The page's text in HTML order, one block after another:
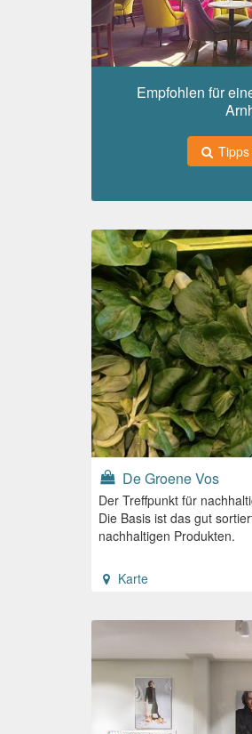
Empfohlen für
De Groene Vos
Der Treffpunkt für
Die Basis ist das gut
nachhaltigen Produkten.
Karte